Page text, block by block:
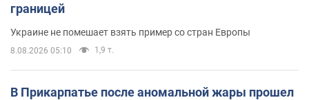
границей
Украине не помешает взять пример со стран Европы
8.08.2026 05:10 1,9 т.
В Прикарпатье после аномальной жары прошел